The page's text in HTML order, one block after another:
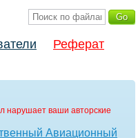
Реферат
нарушает ваши авторские
Авиационный